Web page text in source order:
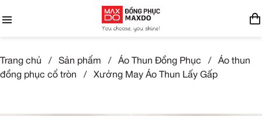
Trang chủ / Sản phẩm / Áo Thun Đồng Phục /
Áo thun
đồng phục cổ tròn
/ Xưởng May Áo Thun Lấy Gấp